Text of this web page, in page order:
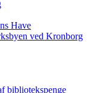
Have
ved Kronborg
bibliotekspenge